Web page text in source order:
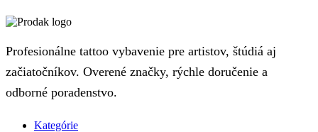
Profesionálne tattoo vybavenie pre artistov, štúdiá aj
začiatočníkov. Overené značky, rýchle doručenie a
odborné poradenstvo.
Kategórie